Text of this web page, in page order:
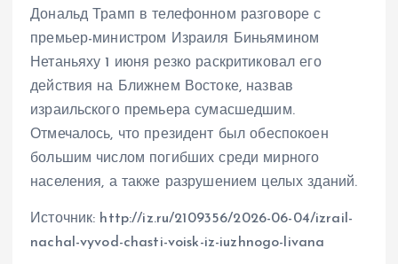
Дональд Трамп в телефонном разговоре с
премьер-министром Израиля Биньямином
Нетаньяху 1 июня резко раскритиковал его
действия на Ближнем Востоке, назвав
израильского премьера сумасшедшим.
Отмечалось, что президент был обеспокоен
большим числом погибших среди мирного
населения, а также разрушением целых зданий.
Источник: http://iz.ru/2109356/2026-06-04/izrail-
nachal-vyvod-chasti-voisk-iz-iuzhnogo-livana